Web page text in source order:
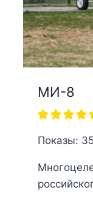
МИ-8
Показы: